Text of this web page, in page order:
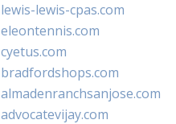
lewis-lewis-cpas.com
eleontennis.com
cyetus.com
bradfordshops.com
almadenranchsanjose.com
advocatevijay.com